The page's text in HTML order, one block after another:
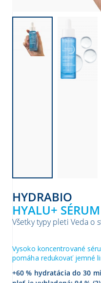
HYDRABIO
HYALU+ SÉRUM
Všetky typy pleti Veda o
Vysoko koncentrované
pomáha redukovať jemné
+60 % hydratácia do 30